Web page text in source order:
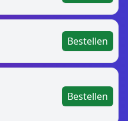
Bestellen
Bestellen